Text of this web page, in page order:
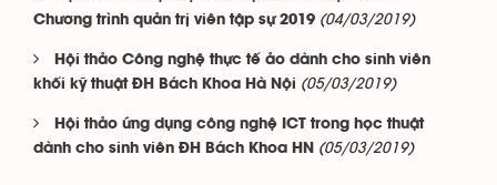
Chương trình quản trị viên tập sự 2019 (04/03/2019)
Hội thảo Công nghệ thực tế ảo dành cho sinh viên
khối kỹ thuật ĐH Bách Khoa Hà Nội (05/03/2019)
Hội thảo ứng dụng công nghệ ICT trong học thuật
dành cho sinh viên ĐH Bách Khoa HN
(05/03/2019)